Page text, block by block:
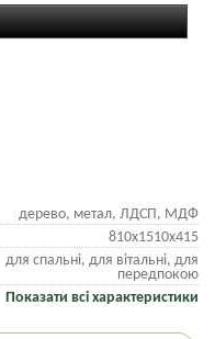
дерево, метал, ЛДСП, МДФ
810х1510х415
для спальні, для вітальні, для
передпокою
Показати всі характеристики